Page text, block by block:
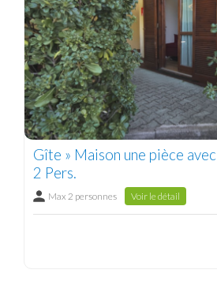
Gîte » Maison une pièce
2 Pers.
Max 2 personnes Voir le détail